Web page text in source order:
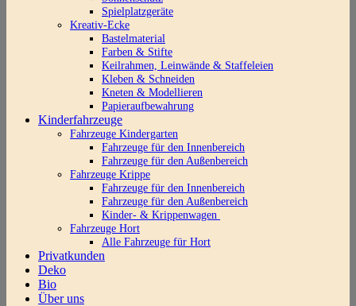
Spielplatzgeräte
Kreativ-Ecke
Bastelmaterial
Farben & Stifte
Keilrahmen, Leinwände & Staffeleien
Kleben & Schneiden
Kneten & Modellieren
Papieraufbewahrung
Kinderfahrzeuge
Fahrzeuge Kindergarten
Fahrzeuge für den Innenbereich
Fahrzeuge für den Außenbereich
Fahrzeuge Krippe
Fahrzeuge für den Innenbereich
Fahrzeuge für den Außenbereich
Kinder- & Krippenwagen
Fahrzeuge Hort
Alle Fahrzeuge für Hort
Privatkunden
Deko
Bio
Über uns